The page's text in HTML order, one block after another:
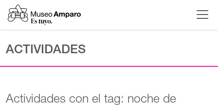
ACTIVIDADES
Actividades con el tag: noche de